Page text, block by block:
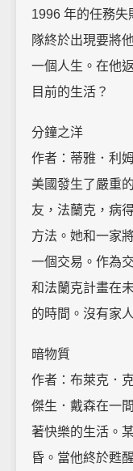
1996 年的任務失
隊終於出現要將
一個人生。在他
目前的生活？
分鐘之洋
作者：蒂雅．利
美國發生了嚴重
友，法蘭克，病
方法。她和一家
一個交易。作為
和法蘭克計畫在
的時間。沒有家
暗物質
作者：布萊克．
傑生．戴森在一
著快樂的生活。
昏。當他終於甦